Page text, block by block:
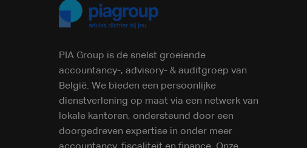
PIA Group is de snelst groeiende
accountancy-, advisory- & auditgroep van
België. We bieden een persoonlijke
dienstverlening op maat via een netwerk van
lokale kantoren, ondersteund door een
doorgedreven expertise in onder meer